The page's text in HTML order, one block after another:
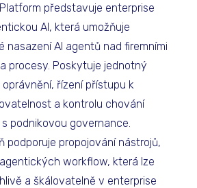
představuje enterprise
AI, která umožňuje
nasazení AI agentů nad firemními
procesy. Poskytuje jednotný
řízení přístupu k
a kontrolu chování
podnikovou governance.
podporuje propojování nástrojů,
workflow, která lze
a škálovatelně v enterprise